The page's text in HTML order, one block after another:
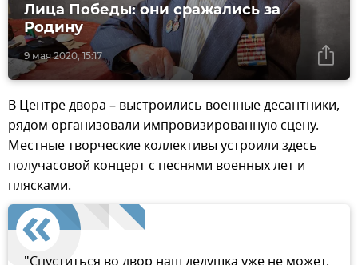
9 мая 2020, 15:17
Лица Победы: они сражались за
Родину
В Центре двора – выстроились военные десантники,
рядом организовали импровизированную сцену.
Местные творческие коллективы устроили здесь
получасовой концерт с песнями военных лет и
плясками.